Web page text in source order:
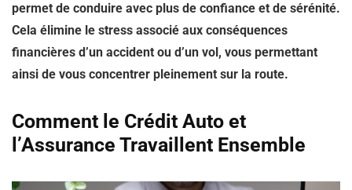
permet de conduire avec plus de confiance et de sérénité.
Cela élimine le stress associé aux conséquences
financières d’un accident ou d’un vol, vous permettant
ainsi de vous concentrer pleinement sur la route.
Comment le Crédit Auto et
l’Assurance Travaillent Ensemble